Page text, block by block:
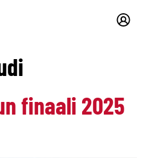
finaali 2025